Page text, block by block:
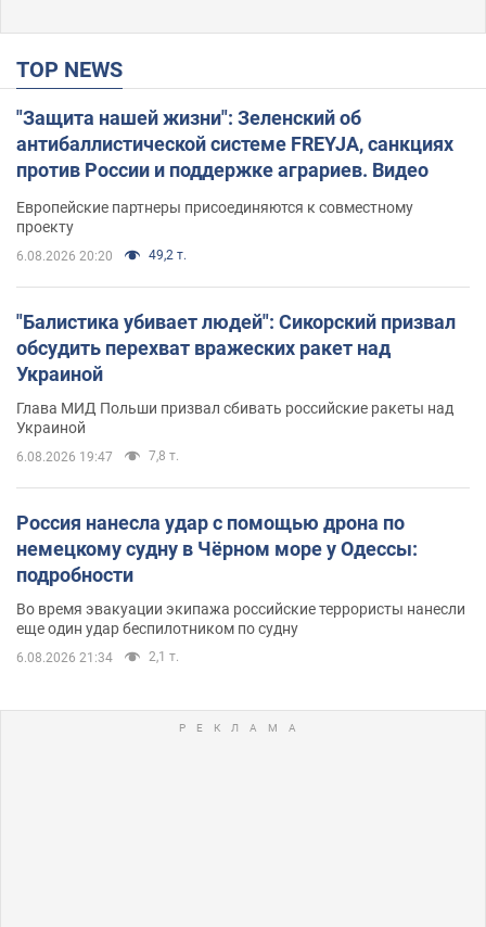
TOP NEWS
"Защита нашей жизни": Зеленский об
антибаллистической системе FREYJA, санкциях
против России и поддержке аграриев. Видео
Европейские партнеры присоединяются к совместному
проекту
6.08.2026 20:20 49,2 т.
"Балистика убивает людей": Сикорский призвал
обсудить перехват вражеских ракет над
Украиной
Глава МИД Польши призвал сбивать российские ракеты над
Украиной
6.08.2026 19:47 7,8 т.
Россия нанесла удар с помощью дрона по
немецкому судну в Чёрном море у Одессы:
подробности
Во время эвакуации экипажа российские террористы нанесли
еще один удар беспилотником по судну
6.08.2026 21:34 2,1 т.